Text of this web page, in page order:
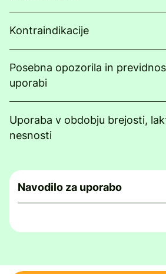
Kontraindikacije
Posebna opozorila in
uporabi
Uporaba v obdobju brejosti,
nesnosti
Navodilo za uporabo